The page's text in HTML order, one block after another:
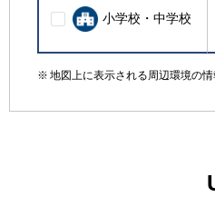
小学校・中学校
地図上に表示される周辺環境の